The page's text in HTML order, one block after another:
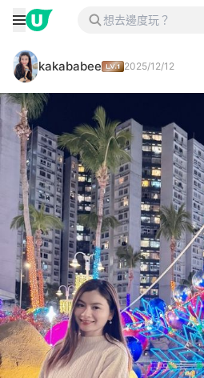
kakababee 2025/12/12